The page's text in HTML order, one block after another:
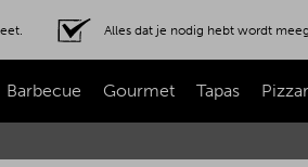
Alles dat je nodig hebt wordt
Barbecue Gourmet Tapas